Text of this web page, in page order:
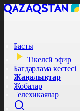
Басты
Тікелей эфир
Бағдарлама кестесі
Жаңалықтар
Жобалар
Телехикаялар